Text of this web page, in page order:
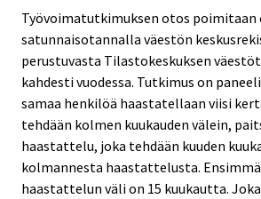
Työvoimatutkimuksen otos
satunnaisotannalla väestön
perustuvasta Tilastokeskuksen
kahdesti vuodessa. Tutkimus on
samaa henkilöä haastatellaan viisi
tehdään kolmen kuukauden välein,
haastattelu, joka tehdään kuuden
kolmannesta haastattelusta.
haastattelun väli on 15 kuukautta.